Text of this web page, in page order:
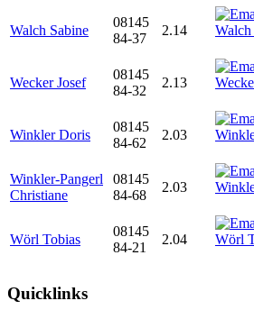
Walch Sabine
08145
84-37
2.14
Wecker Josef
08145
84-32
2.13
Winkler Doris
08145
84-62
2.03
Winkler-Pangerl
Christiane
08145
84-68
2.03
Wörl Tobias
08145
84-21
2.04
Quicklinks